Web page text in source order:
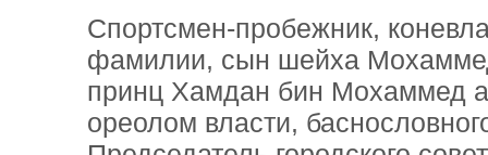
Спортсмен-пробежник,
фамилии, сын шейха
принц Хамдан бин Мохаммед
ореолом власти,